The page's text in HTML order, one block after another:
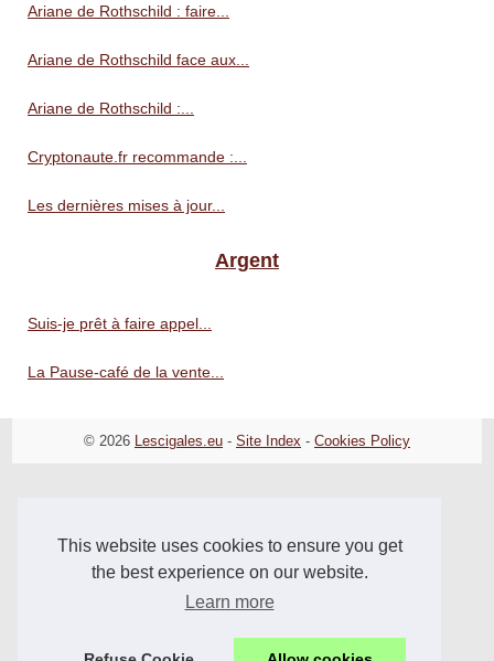
This website uses cookies to ensure you get
the best experience on our website.
Learn more
Ariane de Rothschild : faire...
Ariane de Rothschild face aux...
Ariane de Rothschild :...
Cryptonaute.fr recommande :...
Les dernières mises à jour...
Argent
Suis-je prêt à faire appel...
La Pause-café de la vente...
© 2026 Lescigales.eu - Site Index - Cookies Policy